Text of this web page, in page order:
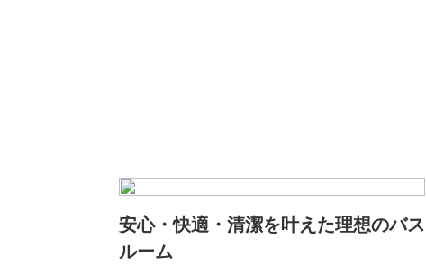
安心・快適・清潔を叶えた理想のバス
ルーム